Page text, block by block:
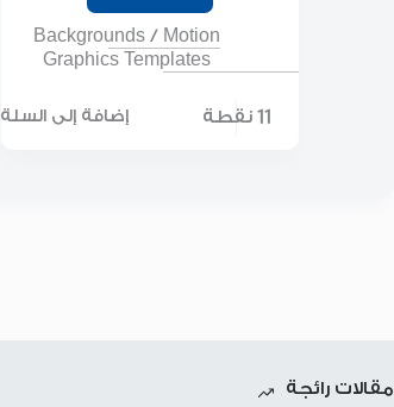
Backgrounds/ Motion
Graphics Templates
11 نقطة إضافة إلى السلة
مقالات رائجة